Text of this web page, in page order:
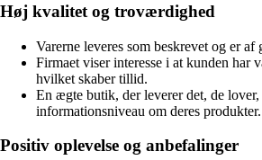
Høj kvalitet og troværdighed
Varerne leveres som beskrevet og er af
Firmaet viser interesse i at kunden har
hvilket skaber tillid.
En ægte butik, der leverer det, de
informationsniveau om deres produkter.
Positiv oplevelse og anbefalinger